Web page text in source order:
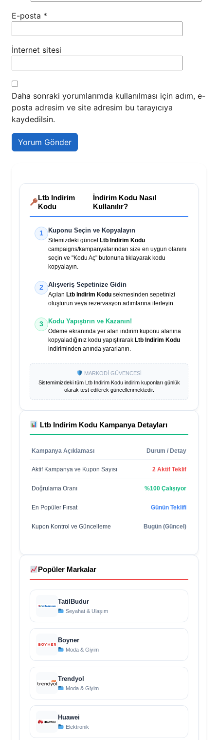
E-posta *
İnternet sitesi
Daha sonraki yorumlarımda kullanılması için adım, e-
posta adresim ve site adresim bu tarayıcıya
kaydedilsin.
Ltb Indirim
Kodu
İndirim Kodu Nasıl
Kullanılır?
1 Kuponu Seçin ve Kopyalayın
Sitemizdeki güncel
Ltb Indirim Kodu
campaigns/kampanyalarından size en uygun olanını
seçin ve "Kodu Aç" butonuna tıklayarak kodu
kopyalayın.
2 Alışveriş Sepetinize Gidin
Açılan Ltb Indirim Kodu sekmesinden sepetinizi
oluşturun veya rezervasyon adımlarına ilerleyin.
3 Kodu Yapıştırın ve Kazanın!
Ödeme ekranında yer alan indirim kuponu alanına
kopyaladığınız kodu yapıştırarak Ltb Indirim Kodu
indiriminden anında yararlanın.
MARKODİ GÜVENCESİ
Sistemimizdeki tüm Ltb Indirim Koduindirim kuponları günlük
olarak test edilerek güncellenmektedir.
Ltb Indirim Kodu Kampanya Detayları
Kampanya Açıklaması Durum / Detay
Aktif Kampanya ve Kupon Sayısı 2 Aktif Teklif
Doğrulama Oranı %100 Çalışıyor
En Popüler Fırsat Günün Teklifi
Kupon Kontrol ve Güncelleme Bugün (Güncel)
Popüler Markalar
TatilBudur
Seyahat & Ulaşım
Boyner
Moda & Giyim
Trendyol
Moda & Giyim
Huawei
Elektronik